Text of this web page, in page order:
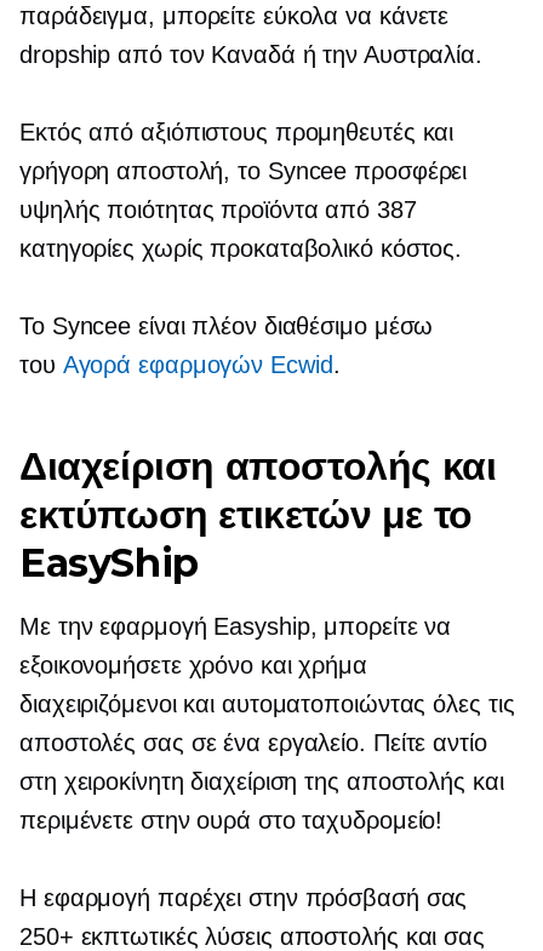
παράδειγμα, μπορείτε εύκολα να κάνετε
dropship από τον Καναδά ή την Αυστραλία.
Εκτός από αξιόπιστους προμηθευτές και
γρήγορη αποστολή, το Syncee προσφέρει
υψηλής ποιότητας προϊόντα από 387
κατηγορίες χωρίς προκαταβολικό κόστος.
Το Syncee είναι πλέον διαθέσιμο μέσω
του Αγορά εφαρμογών Ecwid.
Διαχείριση αποστολής και
εκτύπωση ετικετών με το
EasyShip
Με την εφαρμογή Easyship, μπορείτε να
εξοικονομήσετε χρόνο και χρήμα
διαχειριζόμενοι και αυτοματοποιώντας όλες τις
αποστολές σας σε ένα εργαλείο. Πείτε αντίο
στη χειροκίνητη διαχείριση της αποστολής και
περιμένετε στην ουρά στο ταχυδρομείο!
Η εφαρμογή παρέχει στην πρόσβασή σας
250+ εκπτωτικές λύσεις αποστολής και σας